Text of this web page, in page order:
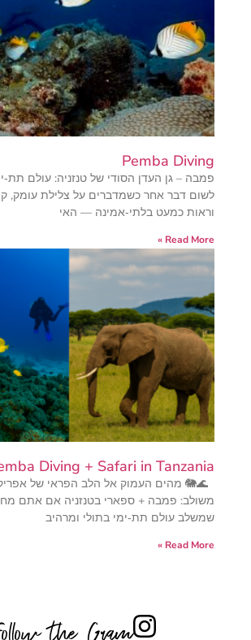
Pemba Diving
פמבה – גן העדן הסודי של טנזניה: עולם
לשום דבר אחר כשמדברים על צלילת עומק,
וראות כמעט בלתי‑אמינה — האי
Read More »
Diving + Safari in Tanzania
🌊🐘 מהים העמוק אל הלב הפראי של
משולב: פמבה + ספארי בטנזניה אם אתם
שמשלב עולם תת‑ימי בתולי ומרהיב
Read More »